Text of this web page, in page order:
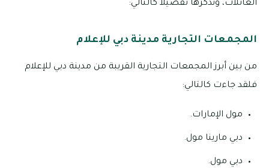
العائلات، ونذكرها تفصيلاً كالتالي:
المجمعات التجارية مدينة دبي للإعلام
من بين أبرز المجمعات التجارية القريبة من مدينة دبي للإعلام
فلقد جاءت كالتالي:
مول الإمارات.
دبي مارينا مول.
دبي مول.